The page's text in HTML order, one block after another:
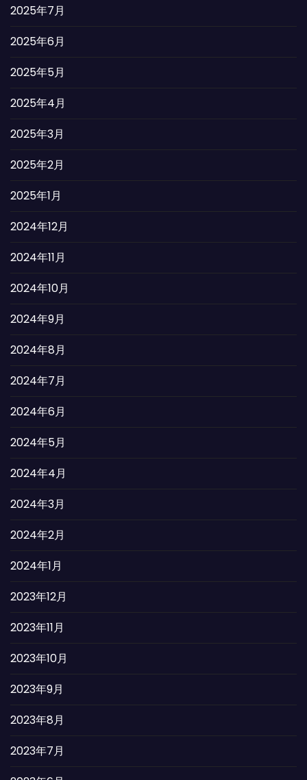
2025年7月
2025年6月
2025年5月
2025年4月
2025年3月
2025年2月
2025年1月
2024年12月
2024年11月
2024年10月
2024年9月
2024年8月
2024年7月
2024年6月
2024年5月
2024年4月
2024年3月
2024年2月
2024年1月
2023年12月
2023年11月
2023年10月
2023年9月
2023年8月
2023年7月